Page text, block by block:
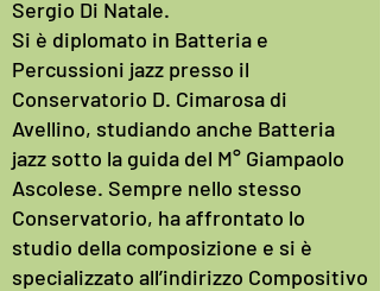
Sergio Di Natale.
Si è diplomato in Batteria e
Percussioni jazz presso il
Conservatorio D. Cimarosa di
Avellino, studiando anche Batteria
jazz sotto la guida del M° Giampaolo
Ascolese. Sempre nello stesso
Conservatorio, ha affrontato lo
studio della composizione e si è
specializzato all’indirizzo Compositivo